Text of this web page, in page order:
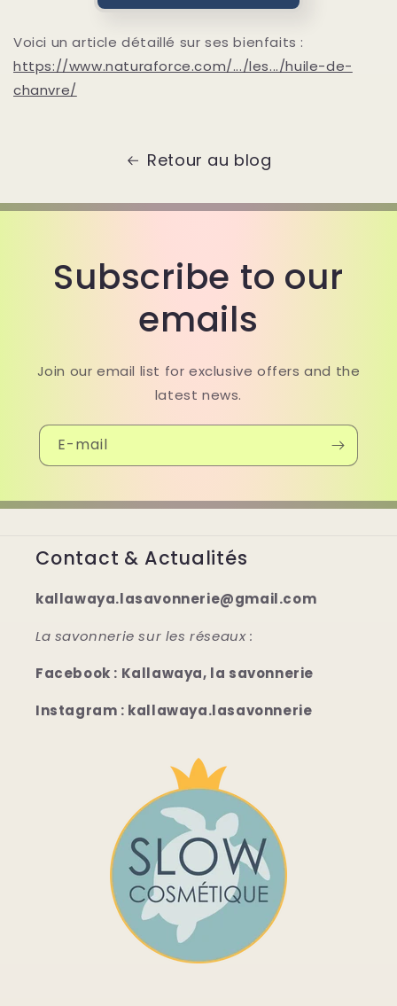
Voici un article détaillé sur ses bienfaits :
https://www.naturaforce.com/.../les.../huile-de-
chanvre/
Retour au blog
Subscribe to our
emails
Join our email list for exclusive offers and the
latest news.
E-mail
Contact & Actualités
kallawaya.lasavonnerie@gmail.com
La savonnerie sur les réseaux :
Facebook : Kallawaya, la savonnerie
Instagram : kallawaya.lasavonnerie